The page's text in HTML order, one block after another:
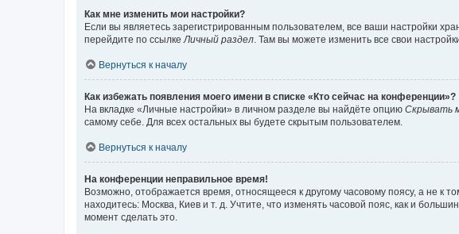
Как мне изменить мои настройки?
Если вы являетесь зарегистрированным пользователем, все ваши настройки
перейдите по ссылке Личный раздел . Там вы можете изменить все свои
Вернуться к началу
Как избежать появления моего имени в списке «Кто сейчас на конференции»?
На вкладке «Личные настройки» в личном разделе вы найдёте опцию Скрывать
самому себе. Для всех остальных вы будете скрытым пользователем.
Вернуться к началу
На конференции неправильное время!
Возможно, отображается время, относящееся к другому часовому поясу, а не к
находитесь: Москва, Киев и т. д. Учтите, что изменять часовой пояс, как и
момент сделать это.